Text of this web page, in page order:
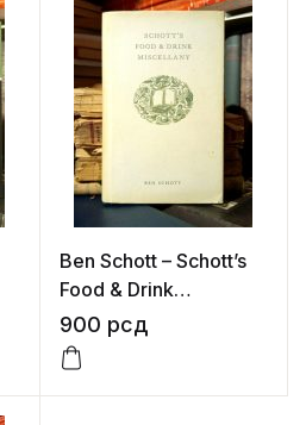
Ben Schott – Schott’s
Food & Drink
Miscellany
900 рсд